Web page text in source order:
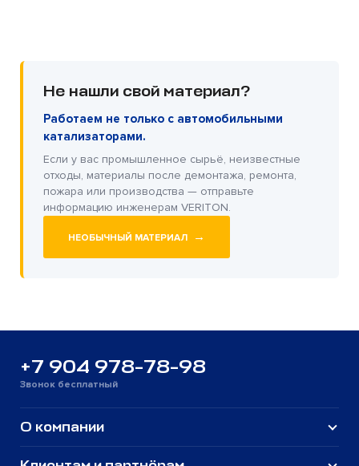
Не нашли свой материал?
Работаем не только с автомобильными
катализаторами.
Если у вас промышленное сырьё, неизвестные
отходы, материалы после демонтажа, ремонта,
пожара или производства — отправьте
информацию инженерам VERITON.
НЕОБЫЧНЫЙ МАТЕРИАЛ →
+7 904 978-78-98
Звонок бесплатный
О компании